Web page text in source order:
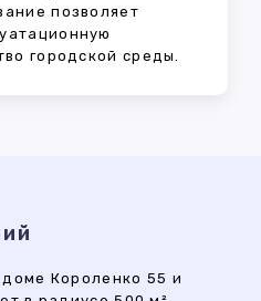
позволяет
городской среды.
Короленко 55 и